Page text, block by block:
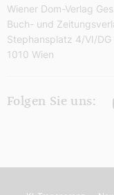
Wiener Dom-Verlag
Buch- und
Stephansplatz 4/VI/DG
1010 Wien
Folgen Sie uns: